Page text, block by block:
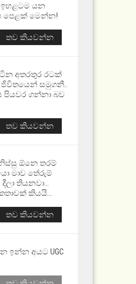
ඉහළටම යන
පෙළක් මෙන්න!
තව කියවන්න
අතරතුර රටක්
සමුගනී..
ගන්නා බව
තව කියවන්න
ඕනෙ තරම්
මාව තේරුම්
තියනවා...
කියයි...
තව කියවන්න
ඉන්න අයට UGC